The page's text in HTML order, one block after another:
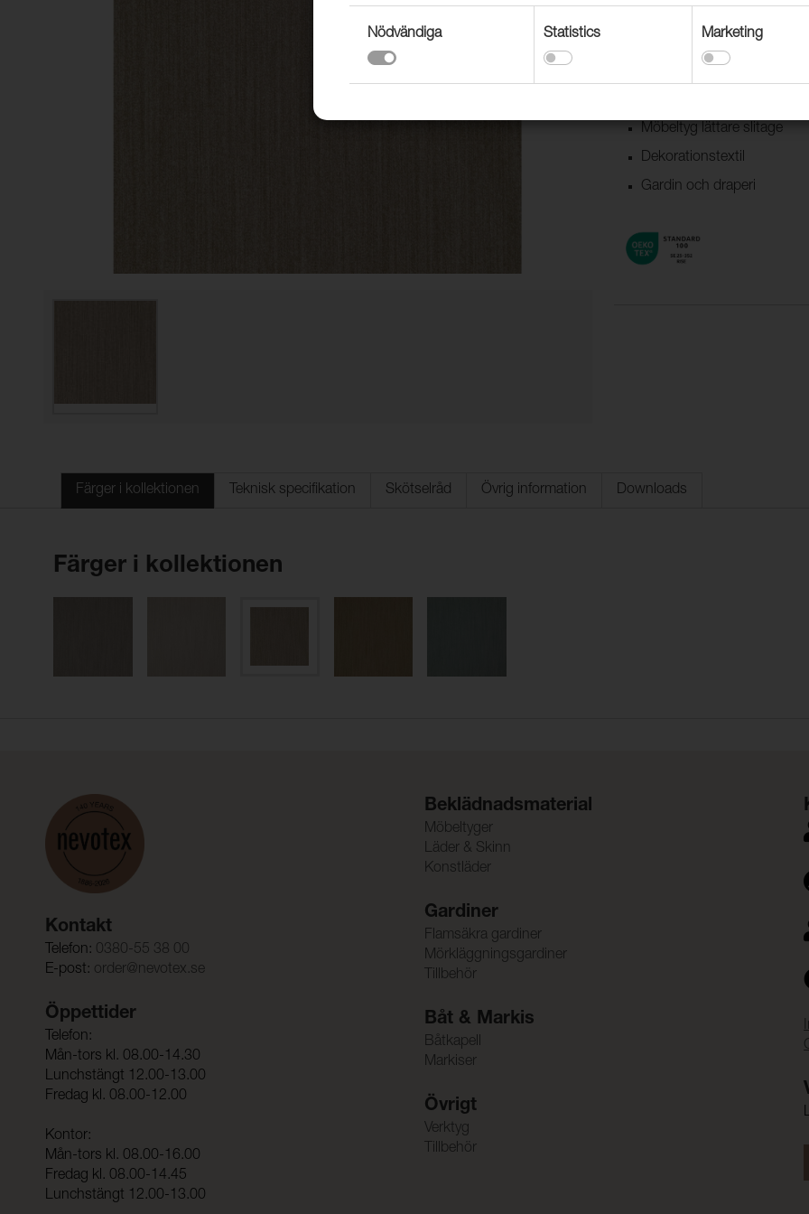
Vårt Gardinsortiment är en
Möbeltyg lättare slitage
Dekorationstextil
Gardin och draperi
Färger i kollektionen Teknisk specifikation Skötselråd Övrig information Downloads
Färger i kollektionen
Kontakt
Telefon: 0380-55 38 00
E-post: order@nevotex.se
Öppettider
Telefon:
Mån-tors kl. 08.00-14.30
Lunchstängt 12.00-13.00
Fredag kl. 08.00-12.00
Kontor:
Mån-tors kl. 08.00-16.00
Fredag kl. 08.00-14.45
Lunchstängt 12.00-13.00
Beklädnadsmaterial
Möbeltyger
Läder & Skinn
Konstläder
Gardiner
Flamsäkra gardiner
Mörkläggningsgardiner
Tillbehör
Båt & Markis
Båtkapell
Markiser
Övrigt
Verktyg
Tillbehör
Nödvändiga Statistics Marketing